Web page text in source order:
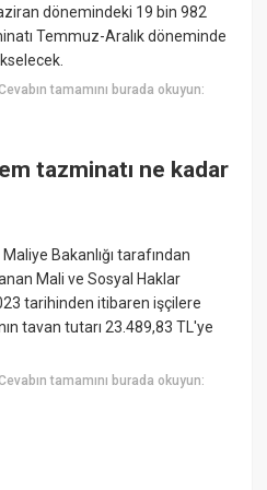
dönemindeki 19 bin 982
Temmuz-Aralık döneminde
tamamını burada okuyun:
tazminatı ne kadar
Bakanlığı tarafından
Mali ve Sosyal Haklar
tarihinden itibaren işçilere
tavan tutarı 23.489,83 TL'ye
tamamını burada okuyun: